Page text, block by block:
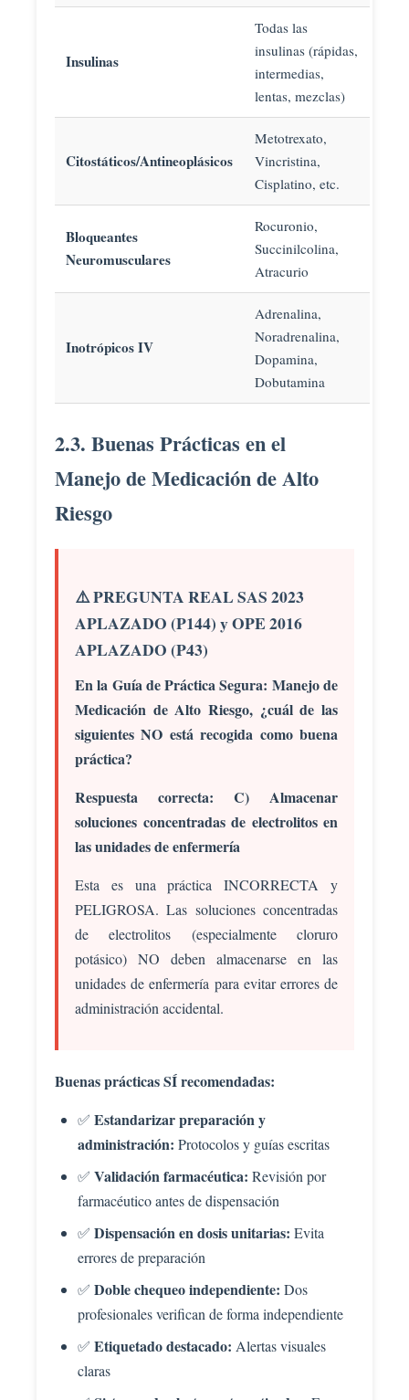
Insulinas
Todas las
insulinas (rápidas,
intermedias,
lentas, mezclas)
Citostáticos/Antineoplásicos
Metotrexato,
Vincristina,
Cisplatino, etc.
Bloqueantes
Neuromusculares
Rocuronio,
Succinilcolina,
Atracurio
Inotrópicos IV
Adrenalina,
Noradrenalina,
Dopamina,
Dobutamina
2.3. Buenas Prácticas en el
Manejo de Medicación de Alto
Riesgo
⚠️ PREGUNTA REAL SAS 2023
APLAZADO (P144) y OPE 2016
APLAZADO (P43)
En la Guía de Práctica Segura: Manejo de
Medicación de Alto Riesgo, ¿cuál de las
siguientes NO está recogida como buena
práctica?
Respuesta correcta: C) Almacenar
soluciones concentradas de electrolitos en
las unidades de enfermería
Esta es una práctica INCORRECTA y
PELIGROSA. Las soluciones concentradas
de electrolitos (especialmente cloruro
potásico) NO deben almacenarse en las
unidades de enfermería para evitar errores de
administración accidental.
Buenas prácticas SÍ recomendadas:
✅ Estandarizar preparación y
administración: Protocolos y guías escritas
✅ Validación farmacéutica: Revisión por
farmacéutico antes de dispensación
✅ Dispensación en dosis unitarias: Evita
errores de preparación
✅ Doble chequeo independiente: Dos
profesionales verifican de forma independiente
✅ Etiquetado destacado: Alertas visuales
claras